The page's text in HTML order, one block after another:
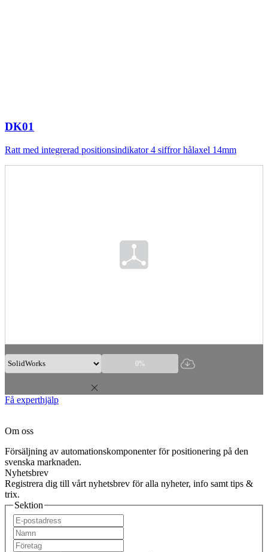
DK01
Ratt med integrerad positionsindikator 4 siffror hålaxel 14mm
0%
Få experthjälp
Om oss
Försäljning av automationskomponenter för positionering på den
svenska marknaden.
Nyhetsbrev
Registrera dig till vårt nyhetsbrev för alla nyheter, info samt tips &
trix.
Sektion